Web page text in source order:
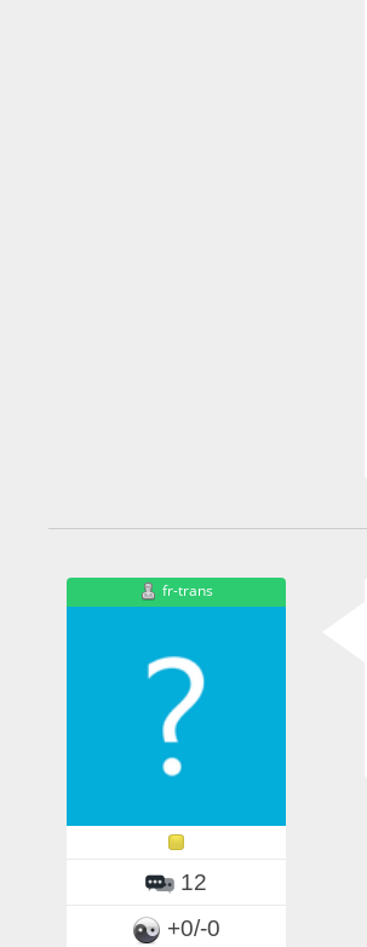
fr-trans
12
+0/-0